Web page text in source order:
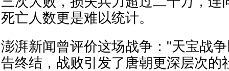
死亡人数更是难以统计。
澎湃新闻曾评价这场战争："天宝战
告终结，战败引发了唐朝更深层次的